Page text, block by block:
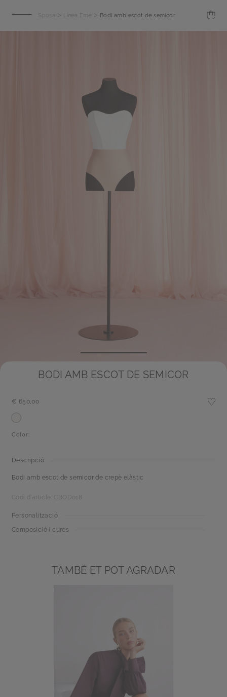
> Linea Emé > Bodi amb escot de semicor
BODI AMB ESCOT DE SEMICOR
€ 650,00
Color:
Descripció
Bodi amb escot de semicor de crepè elàstic
Codi d'article: CBOD018
Personalització
Composició i cures
TAMBÉ ET POT AGRADAR